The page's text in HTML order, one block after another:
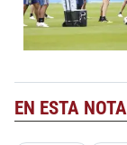
EN ESTA NOTA